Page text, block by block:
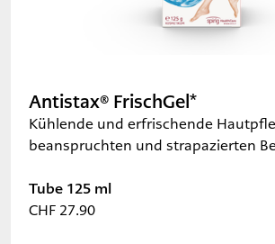
Antistax® FrischGel*
Kühlende und erfrischende
beanspruchten und strapazierten
Tube 125 ml
CHF 27.90